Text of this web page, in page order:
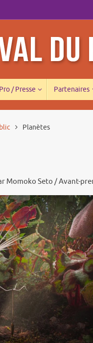
Pro / Presse Partenaires
Planètes
Momoko Seto / Avant-